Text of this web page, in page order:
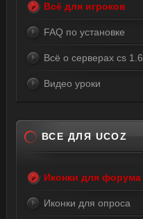
Всё для игроков
FAQ по установке
Всё о серверах cs 1.6
Видео уроки
ВСЕ ДЛЯ UCOZ
Иконки для форума
Иконки для опроса